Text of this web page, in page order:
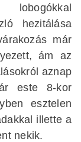
lobogókkal
hezitálása
már
ám az
aznap
este 8-kor
esztelen
illette a
nekik.